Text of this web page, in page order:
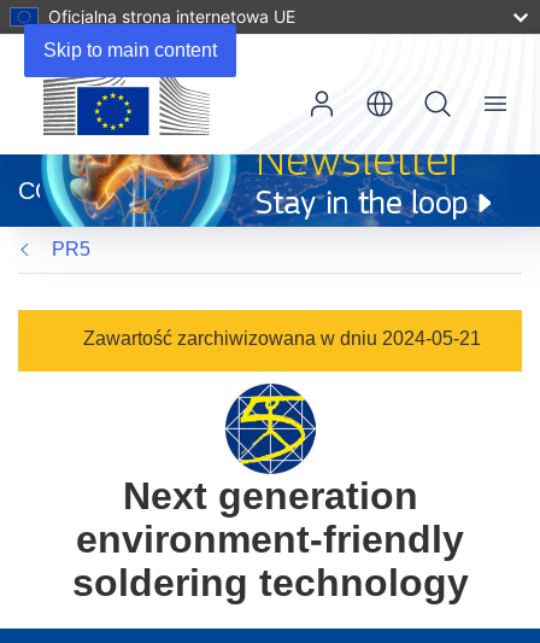
Skip to main content
Oficjalna strona internetowa UE
otworzy
się
w
nowym
oknie)
CORDIS
Menu
PR5
Zawartość zarchiwizowana w dniu 2024-05-21
Next generation
environment-friendly
soldering technology